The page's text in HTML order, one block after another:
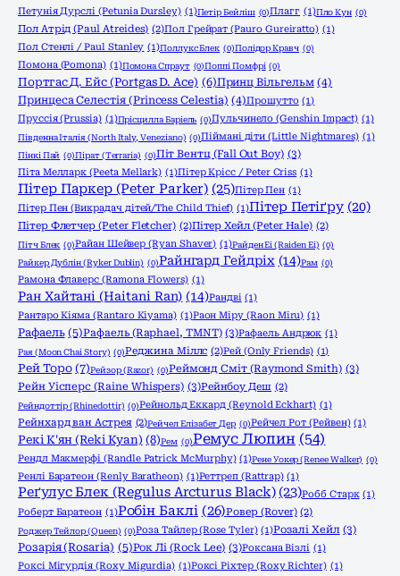
Петунія Дурслі (Petunia Dursley) (1)Петір Бейліш (0)Плагг (1)Пло Кун (0)
Пол Атрід (Paul Atreides) (2)Пол Грейрат (Pauro Gureiratto) (1)
Пол Стенлі / Paul Stanley (1)Поллукс Блек (0)Полідор Кравч (0)
Помона (Pomona) (1)Помона Спраут (0)Поппі Помфрі (0)
Портгас Д. Ейс (Portgas D. Ace) (6)Принц Вільгельм (4)
Принцеса Селестія (Princess Celestia) (4)Прошутто (1)
Пруссія (Prussia) (1)Прісцилла Баріель (0)Пульчинело (Genshin Impact) (1)
Південна Італія (North Italy, Veneziano) (0)Піймані діти (Little Nightmares) (1)
Пінкі Пай (0)Пірат (Terraria) (0)Піт Вентц (Fall Out Boy) (3)
Піта Мелларк (Peeta Mellark) (1)Пітер Крісс / Peter Criss (1)
Пітер Паркер (Peter Parker) (25)Пітер Пен (1)
Пітер Пен (Викрадач дітей/The Child Thief) (1)Пітер Петіґру (20)
Пітер Флетчер (Peter Fletcher) (2)Пітер Хейл (Peter Hale) (2)
Пітч Блек (0)Райан Шейвер (Ryan Shaver) (1)Райден Еі (Raiden Ei) (0)
Райкер Дублін (Ryker Dublin) (0)Райнгард Гейдріх (14)Рам (0)
Рамона Флаверс (Ramona Flowers) (1)
Ран Хайтані (Haitani Ran) (14)Рандві (1)
Рантаро Кіяма (Rantaro Kiyama) (1)Раон Міру (Raon Miru) (1)
Рафаель (5)Рафаель (Raphael, TMNT) (3)Рафаель Андрюк (1)
Рая (Moon Chai Story) (0)Реджина Міллс (2)Рей (Only Friends) (1)
Рей Торо (7)Рейзор (Razor) (0)Реймонд Сміт (Raymond Smith) (3)
Рейн Уісперс (Raine Whispers) (3)Рейнбоу Деш (2)
Рейндоттір (Rhinedottir) (0)Рейнольд Еккард (Reynold Eckhart) (1)
Рейнхард ван Астрея (2)Рейчел Елізабет Дер (0)Рейчел Рот (Рейвен) (1)
Рекі К'ян (Reki Kyan) (8)Рем (0)Ремус Люпин (54)
Рендл Макмерфі (Randle Patrick McMurphy) (1)Рене Уокер (Renee Walker) (0)
Ренлі Баратеон (Renly Baratheon) (1)Реттреп (Rattrap) (1)
Реґулус Блек (Regulus Arcturus Black) (23)Робб Старк (1)
Роберт Баратеон (1)Робін Баклі (26)Ровер (Rover) (2)
Роджер Тейлор (Queen) (0)Роза Тайлер (Rose Tyler) (1)Розалі Хейл (3)
Розарія (Rosaria) (5)Рок Лі (Rock Lee) (3)Роксана Візлі (1)
Роксі Мігурдія (Roxy Migurdia) (1)Роксі Ріхтер (Roxy Richter) (1)